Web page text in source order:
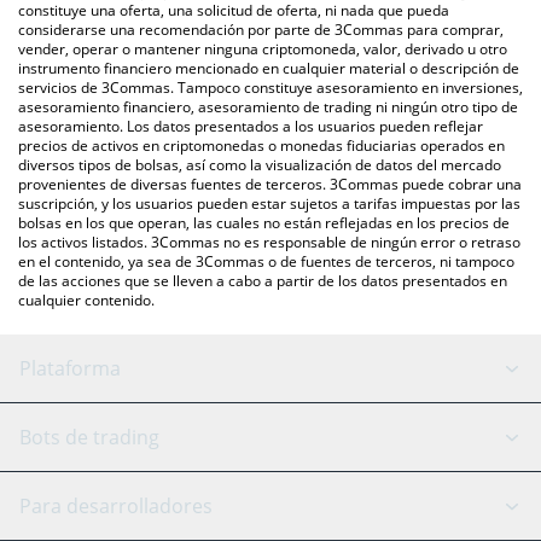
se encuentra arriba para verificar el último precio de Equium en
las principales monedas fiduciarias y criptomonedas.
constituye una oferta, una solicitud de oferta, ni nada que pueda
considerarse una recomendación por parte de 3Commas para comprar,
vender, operar o mantener ninguna criptomoneda, valor, derivado u otro
instrumento financiero mencionado en cualquier material o descripción de
servicios de 3Commas. Tampoco constituye asesoramiento en inversiones,
asesoramiento financiero, asesoramiento de trading ni ningún otro tipo de
asesoramiento. Los datos presentados a los usuarios pueden reflejar
precios de activos en criptomonedas o monedas fiduciarias operados en
diversos tipos de bolsas, así como la visualización de datos del mercado
provenientes de diversas fuentes de terceros. 3Commas puede cobrar una
suscripción, y los usuarios pueden estar sujetos a tarifas impuestas por las
bolsas en los que operan, las cuales no están reflejadas en los precios de
los activos listados. 3Commas no es responsable de ningún error o retraso
en el contenido, ya sea de 3Commas o de fuentes de terceros, ni tampoco
de las acciones que se lleven a cabo a partir de los datos presentados en
cualquier contenido.
Plataforma
Bot GRID
Bots de trading
Binance
Para desarrolladores